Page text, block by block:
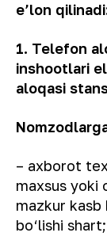
e’lon
1. Telefon
inshootlari
aloqasi
– axborot
maxsus yoki
mazkur kasb
bo‘lishi shart;